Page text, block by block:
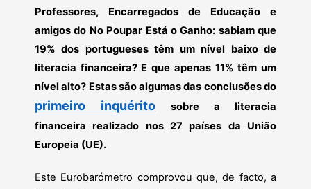
Professores, Encarregados de Educação e
amigos do No Poupar Está o Ganho: sabiam que
19% dos portugueses têm um nível baixo de
literacia financeira? E que apenas 11% têm um
nível alto? Estas são algumas das conclusões do
primeiro inquérito sobre a literacia
financeira realizado nos 27 países da União
Europeia (UE).
Este Eurobarómetro comprovou que, de facto, a